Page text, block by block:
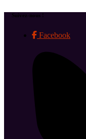
Suivez-nous !
Facebook